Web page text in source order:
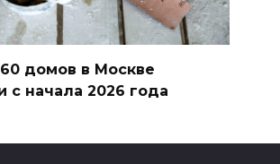
домов в Москве
с начала 2026 года